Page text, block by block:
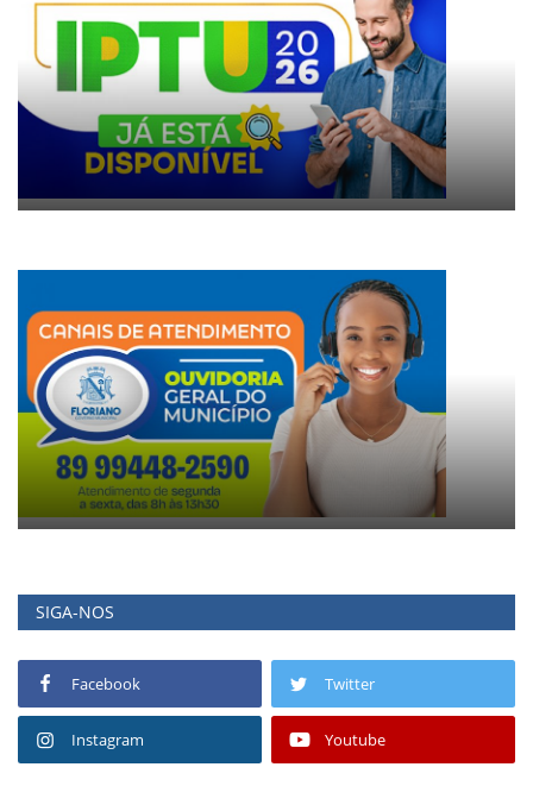
SIGA-NOS
Facebook Twitter
Instagram Youtube